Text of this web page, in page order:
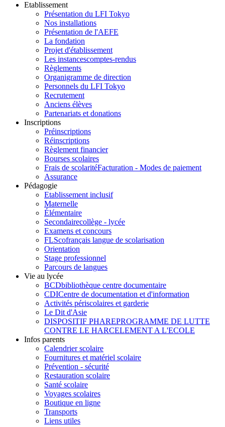
Etablissement
Présentation du LFI Tokyo
Nos installations
Présentation de l'AEFE
La fondation
Projet d'établissement
Les instancescomptes-rendus
Règlements
Organigramme de direction
Personnels du LFI Tokyo
Recrutement
Anciens élèves
Partenariats et donations
Inscriptions
Préinscriptions
Réinscriptions
Règlement financier
Bourses scolaires
Frais de scolaritéFacturation - Modes de paiement
Assurance
Pédagogie
Etablissement inclusif
Maternelle
Élémentaire
Secondairecollège - lycée
Examens et concours
FLScofrançais langue de scolarisation
Orientation
Stage professionnel
Parcours de langues
Vie au lycée
BCDbibliothèque centre documentaire
CDICentre de documentation et d'information
Activités périscolaires et garderie
Le Dit d'Asie
DISPOSITIF PHAREPROGRAMME DE LUTTE
CONTRE LE HARCELEMENT A L'ECOLE
Infos parents
Calendrier scolaire
Fournitures et matériel scolaire
Prévention - sécurité
Restauration scolaire
Santé scolaire
Voyages scolaires
Boutique en ligne
Transports
Liens utiles